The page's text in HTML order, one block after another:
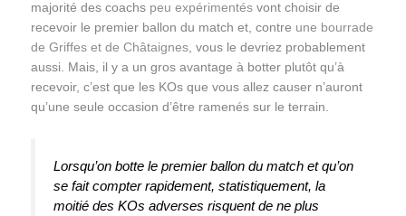
majorité des coachs peu expérimentésvont choisir de
recevoir le premier ballon du match et, contre une bourrade
de Griffes et de Châtaignes, vous le devriez probablement
aussi. Mais, il y a un gros avantage à botter plutôt qu’à
recevoir, c’est que les KOs que vous allez causer n’auront
qu’une seule occasion d’être ramenés sur le terrain.
Lorsqu’on botte le premier ballon du match et qu’on
se fait compter rapidement, statistiquement, la
moitié des KOs adverses risquent de ne plus